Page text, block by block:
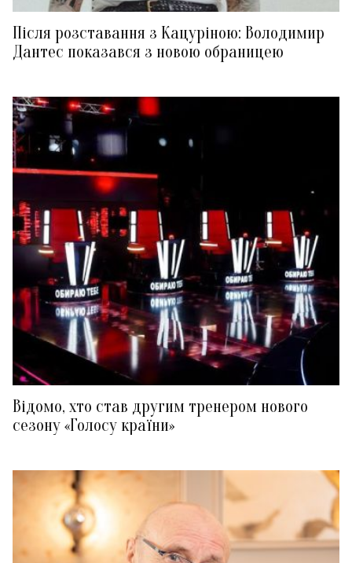
Після розставання з Кацуріною: Володимир
Дантес показався з новою обраницею
Відомо, хто став другим тренером нового
сезону «Голосу країни»